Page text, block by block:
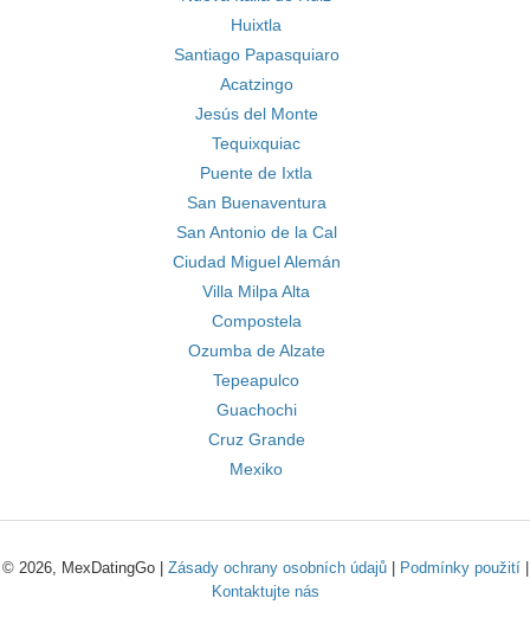
Huixtla
Santiago Papasquiaro
Acatzingo
Jesús del Monte
Tequixquiac
Puente de Ixtla
San Buenaventura
San Antonio de la Cal
Ciudad Miguel Alemán
Villa Milpa Alta
Compostela
Ozumba de Alzate
Tepeapulco
Guachochi
Cruz Grande
Mexiko
© 2026, MexDatingGo | Zásady ochrany osobních údajů| Podmínky použití|
Kontaktujte nás